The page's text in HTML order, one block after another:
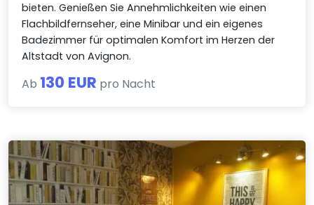
bieten. Genießen Sie Annehmlichkeiten wie einen
Flachbildfernseher, eine Minibar und ein eigenes
Badezimmer für optimalen Komfort im Herzen der
Altstadt von Avignon.
Ab 130 EUR pro Nacht